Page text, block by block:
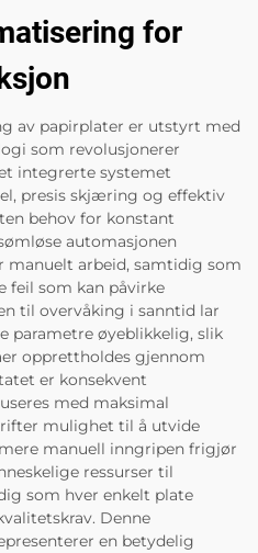
for
av papirplater er utstyrt med
som revolusjonerer
integrerte systemet
presis skjæring og effektiv
behov for konstant
automasjonen
manuelt arbeid, samtidig som
feil som kan påvirke
til overvåking i sanntid lar
parametre øyeblikkelig, slik
opprettholdes gjennom
er konsekvent
med maksimal
mulighet til å utvide
manuell inngripen frigjør
ressurser til
som hver enkelt plate
Denne
en betydelig